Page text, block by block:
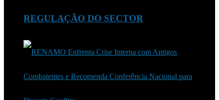
REGULAÇÃO DO SECTOR